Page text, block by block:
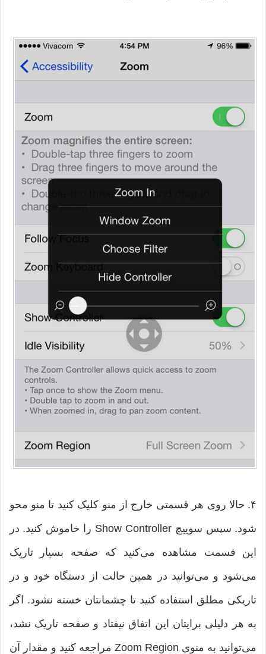
۴. حالا روی هر قسمتی خارج از منو کلیک کنید تا منو محو
شود. سپس سوییچ Show Controller را خاموش کنید. در
این فسمت مشاهده می‌کنید که صفحه بسیار تاریک
می‌شود و می‌توانید در همین حالت از دستگاه خود و در
تاریکی مطلق استفاده کنید تا چشمانتان خسته نشود. اگر
به هر دلیلی برایتان این اتفاق نیفتاد و صفحه تاریک نشد،
می‌توانید به منوی Zoom Region مراجعه کنید و مقدار آن